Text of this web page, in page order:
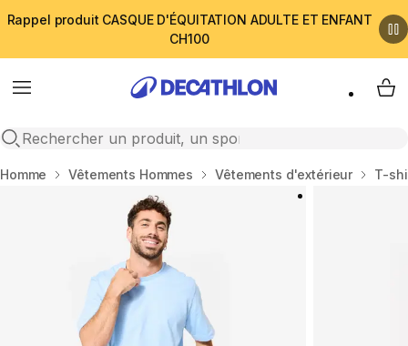
Rappel produit CASQUE D'ÉQUITATION ADULTE ET ENFANT
CH100
Menu
Open search
My
Accueil
Homme Vêtements Hommes Vêtements d'extérieur T-